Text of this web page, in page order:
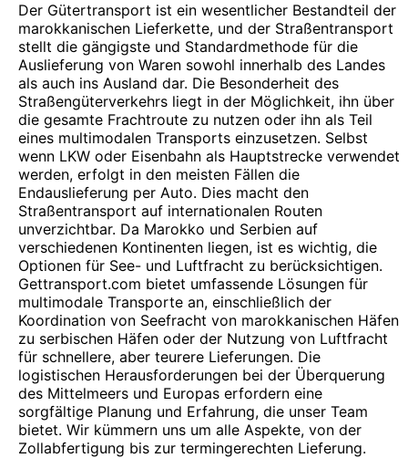
Der Gütertransport ist ein wesentlicher Bestandteil der
marokkanischen Lieferkette, und der Straßentransport
stellt die gängigste und Standardmethode für die
Auslieferung von Waren sowohl innerhalb des Landes
als auch ins Ausland dar. Die Besonderheit des
Straßengüterverkehrs liegt in der Möglichkeit, ihn über
die gesamte Frachtroute zu nutzen oder ihn als Teil
eines multimodalen Transports einzusetzen. Selbst
wenn LKW oder Eisenbahn als Hauptstrecke verwendet
werden, erfolgt in den meisten Fällen die
Endauslieferung per Auto. Dies macht den
Straßentransport auf internationalen Routen
unverzichtbar. Da Marokko und Serbien auf
verschiedenen Kontinenten liegen, ist es wichtig, die
Optionen für See- und Luftfracht zu berücksichtigen.
Gettransport.com bietet umfassende Lösungen für
multimodale Transporte an, einschließlich der
Koordination von Seefracht von marokkanischen Häfen
zu serbischen Häfen oder der Nutzung von Luftfracht
für schnellere, aber teurere Lieferungen. Die
logistischen Herausforderungen bei der Überquerung
des Mittelmeers und Europas erfordern eine
sorgfältige Planung und Erfahrung, die unser Team
bietet. Wir kümmern uns um alle Aspekte, von der
Zollabfertigung bis zur termingerechten Lieferung.